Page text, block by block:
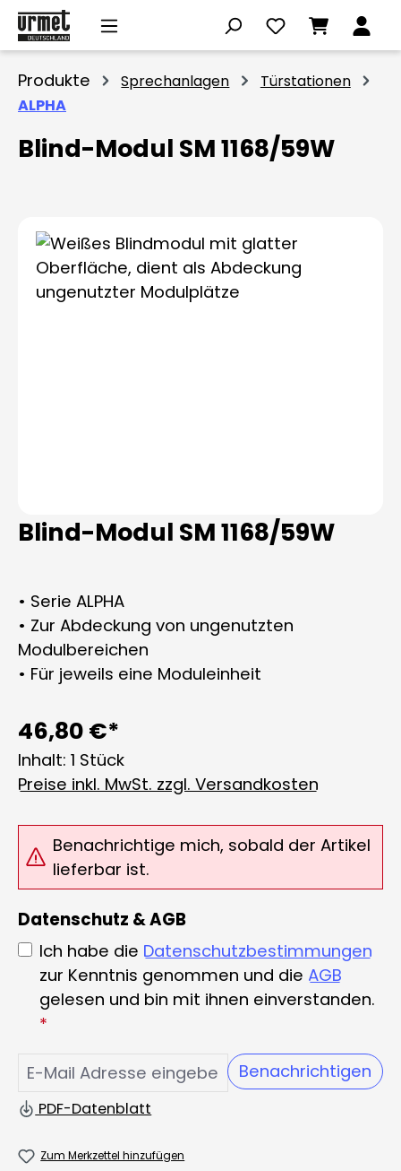
Zum Hauptinhalt springen
Produkte Sprechanlagen
Türstationen
ALPHA
Blind-Modul SM 1168/59W
Bildergalerie überspringen
Blind-Modul SM 1168/59W
• Serie ALPHA
• Zur Abdeckung von ungenutzten
Modulbereichen
• Für jeweils eine Moduleinheit
46,80 €*
Inhalt: 1 Stück
Preise inkl. MwSt. zzgl. Versandkosten
Benachrichtige mich, sobald der Artikel
lieferbar ist.
Datenschutz & AGB
Ich habe die Datenschutzbestimmungen
zur Kenntnis genommen und die AGB
gelesen und bin mit ihnen einverstanden.
*
Benachrichtigen
PDF-Datenblatt
Zum Merkzettel hinzufügen